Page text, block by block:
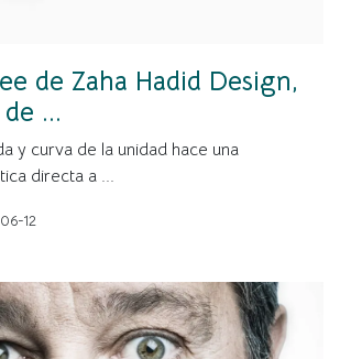
de Zaha Hadid Design,
...
y curva de la unidad hace una
directa a ...
12